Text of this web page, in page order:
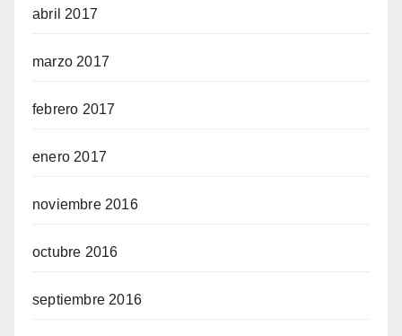
abril 2017
marzo 2017
febrero 2017
enero 2017
noviembre 2016
octubre 2016
septiembre 2016